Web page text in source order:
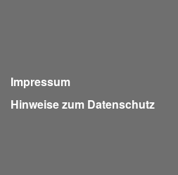
Impressum
Hinweise zum Datenschutz